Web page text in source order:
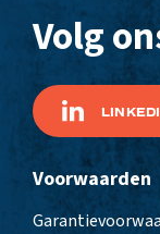
Volg
Voorwaarden